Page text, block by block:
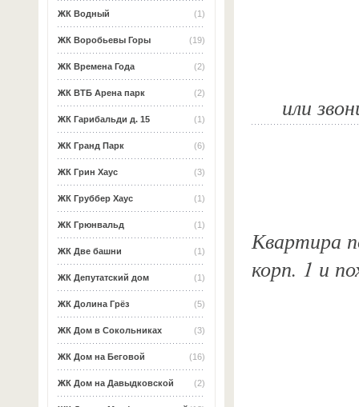
(1)
ЖК Водный
(19)
ЖК Воробьевы Горы
(2)
ЖК Времена Года
(2)
ЖК ВТБ Арена парк
(1)
ЖК Гарибальди д. 15
(6)
ЖК Гранд Парк
(3)
ЖК Грин Хаус
(1)
ЖК Груббер Хаус
(1)
ЖК Грюнвальд
(1)
ЖК Две башни
(1)
ЖК Депутатский дом
(5)
ЖК Долина Грёз
(3)
ЖК Дом в Сокольниках
(16)
ЖК Дом на Беговой
(2)
ЖК Дом на Давыдковской
или
Квартира
корп. 1 и